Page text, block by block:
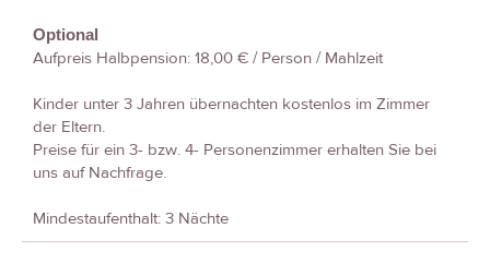
Optional
Aufpreis Halbpension: 18,00 € / Person / Mahlzeit
Kinder unter 3 Jahren übernachten kostenlos im Zimmer
der Eltern.
Preise für ein 3- bzw. 4- Personenzimmer erhalten Sie bei
uns auf Nachfrage.
Mindestaufenthalt: 3 Nächte